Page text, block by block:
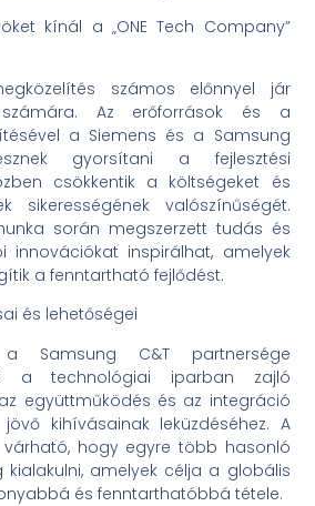
kínál a „ONE Tech Company”
számos előnnyel jár
Az erőforrások és a
a Siemens és a Samsung
gyorsítani a fejlesztési
csökkentik a költségeket és
sikerességének valószínűségét.
során megszerzett tudás és
innovációkat inspirálhat, amelyek
a fenntartható fejlődést.
és lehetőségei
Samsung C&T partnersége
a technológiai iparban zajló
együttműködés és az integráció
kihívásainak leküzdéséhez. A
várható, hogy egyre több hasonló
amelyek célja a globális
és fenntarthatóbbá tétele.